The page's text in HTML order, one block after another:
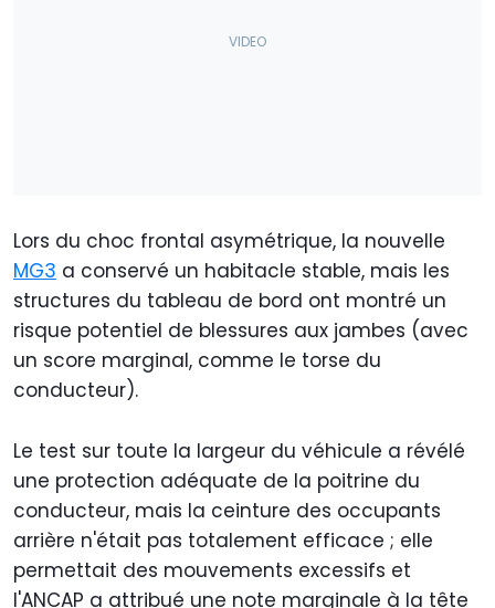
Lors du choc frontal asymétrique, la nouvelle
MG3 a conservé un habitacle stable, mais les
structures du tableau de bord ont montré un
risque potentiel de blessures aux jambes (avec
un score marginal, comme le torse du
conducteur).
Le test sur toute la largeur du véhicule a révélé
une protection adéquate de la poitrine du
conducteur, mais la ceinture des occupants
arrière n'était pas totalement efficace ; elle
permettait des mouvements excessifs et
l'ANCAP a attribué une note marginale à la tête